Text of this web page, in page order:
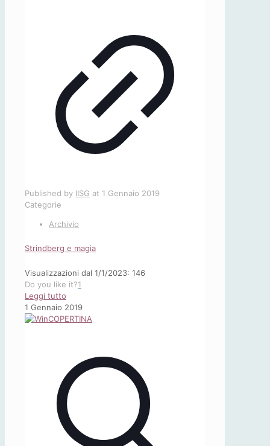
Published by IISG at 1 Gennaio 2019
Categorie
Archivio
Strindberg e magia
Visualizzazioni dal 1/1/2023: 146
Do you like it?1
Leggi tutto
Strindberg
e
1 Gennaio 2019